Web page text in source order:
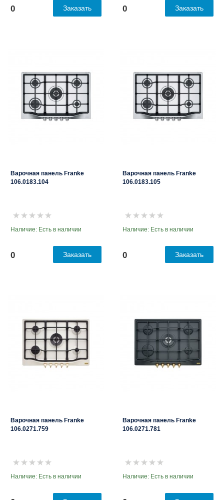
0 Заказать 0 Заказать
Варочная панель Franke
106.0183.104
Наличие: Есть в наличии
0 Заказать
Варочная панель Franke
106.0183.105
Наличие: Есть в наличии
0 Заказать
Варочная панель Franke
106.0271.759
Наличие: Есть в наличии
Варочная панель Franke
106.0271.781
Наличие: Есть в наличии